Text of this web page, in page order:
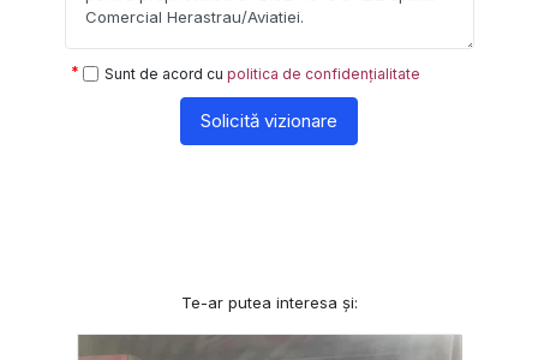
Sunt de acord cu politica de confidențialitate
Solicită vizionare
Te-ar putea interesa și: